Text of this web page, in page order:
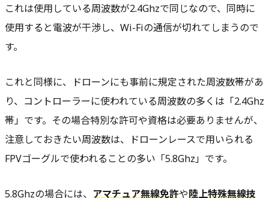
これは使用している周波数が2.4Ghzで同じなので、同時に
使用すると電波が干渉し、Wi-Fiの通信が切れてしまうので
す。
これと同様に、ドローンにも事前に規定された周波数帯があ
り、コントローラーに使われている周波数の多くは「2.4Ghz
帯」です。その場合特別な許可や資格は必要ありませんが、
注意しておきたい周波数は、ドローンレースで用いられる
FPVゴーグルで使われることの多い「5.8Ghz」です。
5.8Ghzの場合には、 アマチュア無線免許や陸上特殊無線技